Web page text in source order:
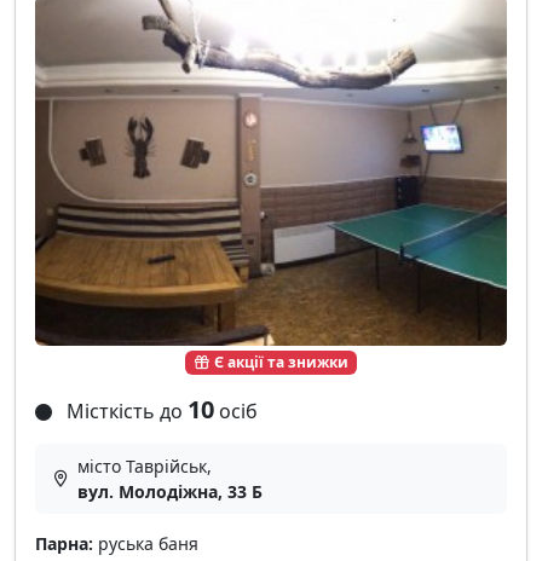
Є акції та знижки
Місткість до 10 осіб
місто Таврійськ,
вул. Молодіжна, 33 Б
Парна: руська баня